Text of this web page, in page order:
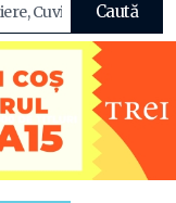
Caută